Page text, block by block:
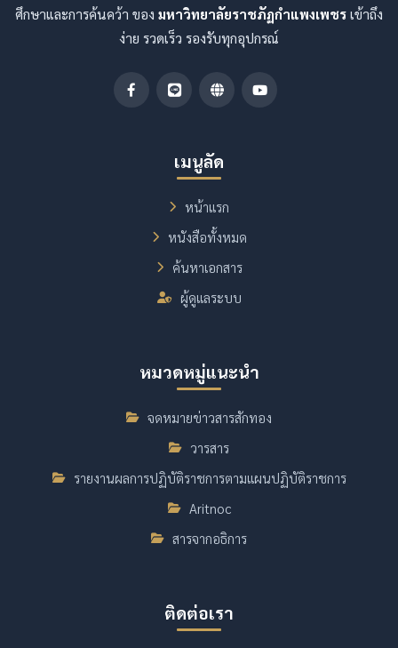
ศึกษาและการค้นคว้า ของ มหาวิทยาลัยราชภัฏกำแพงเพชร เข้าถึง
ง่าย รวดเร็ว รองรับทุกอุปกรณ์
เมนูลัด
หน้าแรก
หนังสือทั้งหมด
ค้นหาเอกสาร
ผู้ดูแลระบบ
หมวดหมู่แนะนำ
จดหมายข่าวสารสักทอง
วารสาร
รายงานผลการปฏิบัติราชการตามแผนปฏิบัติราชการ
Aritnoc
สารจากอธิการ
ติดต่อเรา